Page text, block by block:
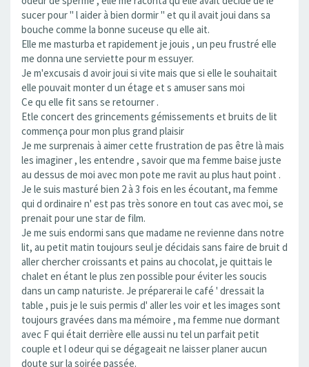
sucer pour " l aider à bien dormir " et qu il avait joui dans sa
bouche comme la bonne suceuse qu elle ait.
Elle me masturba et rapidement je jouis , un peu frustré elle
me donna une serviette pour m essuyer.
Je m'excusais d avoir joui si vite mais que si elle le souhaitait
elle pouvait monter d un étage et s amuser sans moi
Ce qu elle fit sans se retourner .
Etle concert des grincements gémissements et bruits de lit
commença pour mon plus grand plaisir
Je me surprenais à aimer cette frustration de pas être là mais
les imaginer , les entendre , savoir que ma femme baise juste
au dessus de moi avec mon pote me ravit au plus haut point .
Je le suis masturé bien 2 à 3 fois en les écoutant, ma femme
qui d ordinaire n' est pas très sonore en tout cas avec moi, se
prenait pour une star de film.
Je me suis endormi sans que madame ne revienne dans notre
lit, au petit matin toujours seul je décidais sans faire de bruit d
aller chercher croissants et pains au chocolat, je quittais le
chalet en étant le plus zen possible pour éviter les soucis
dans un camp naturiste. Je préparerai le café ' dressait la
table , puis je le suis permis d' aller les voir et les images sont
toujours gravées dans ma mémoire , ma femme nue dormant
avec F qui était derrière elle aussi nu tel un parfait petit
couple et l odeur qui se dégageait ne laisser planer aucun
doute sur la soirée passée.